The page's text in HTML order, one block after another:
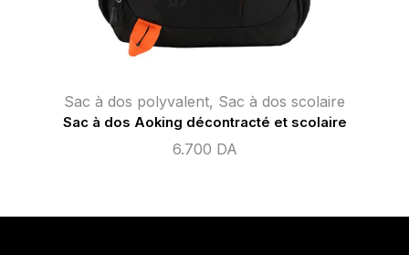
Sac à dos polyvalent, Sac à dos scolaire
Sac à dos Aoking décontracté et scolaire
6.700 DA